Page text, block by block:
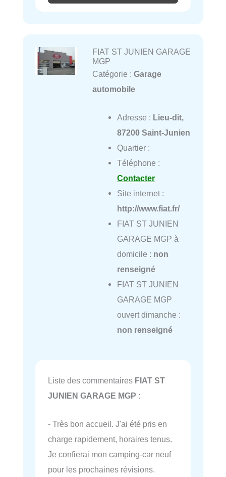
FIAT ST JUNIEN GARAGE
MGP
Catégorie : Garage
automobile
Adresse : Lieu-dit,
87200 Saint-Junien
Quartier :
Téléphone :
Contacter
Site internet :
http://www.fiat.fr/
FIAT ST JUNIEN
GARAGE MGP à
domicile : non
renseigné
FIAT ST JUNIEN
GARAGE MGP
ouvert dimanche :
non renseigné
Liste des commentaires FIAT ST
JUNIEN GARAGE MGP :
- Très bon accueil. J'ai été pris en
charge rapidement, horaires tenus.
Je confierai mon camping-car neuf
pour les prochaines révisions.